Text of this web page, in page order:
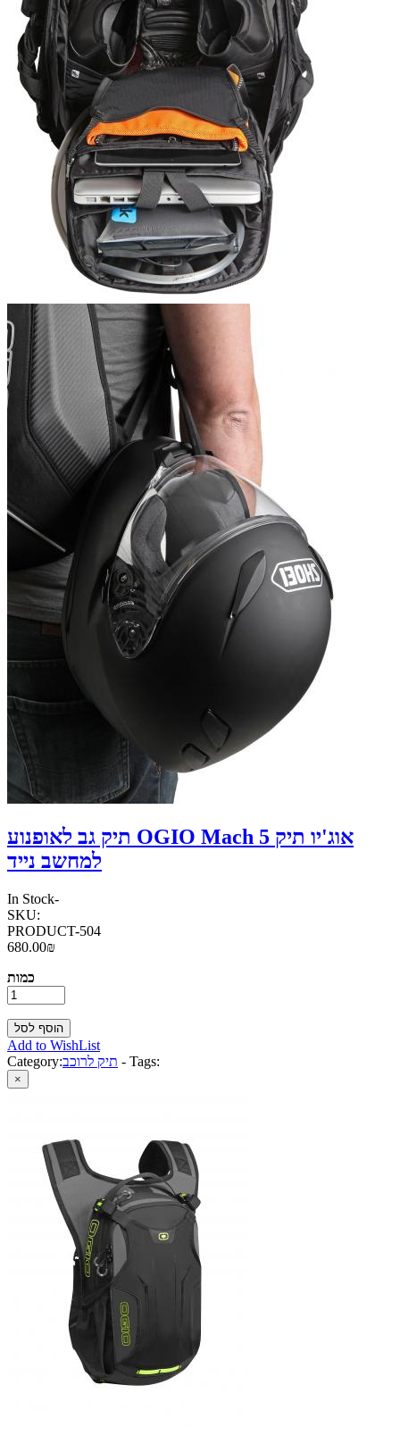
תיק גב לאופנוע OGIO Mach 5 אוג'יו תיק
למחשב נייד
In Stock-
SKU:
PRODUCT-504
680.00₪
כמות
Add to WishList
Category:תיק לרוכב - Tags:
×